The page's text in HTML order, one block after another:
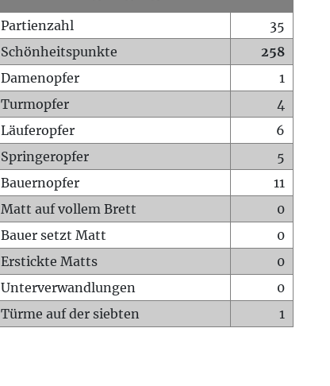
Partienzahl
35
Schönheitspunkte
258
Damenopfer
1
Turmopfer
4
Läuferopfer
6
Springeropfer
5
Bauernopfer
11
Matt auf vollem Brett
0
Bauer setzt Matt
0
Erstickte Matts
0
Unterverwandlungen
0
Türme auf der siebten
1